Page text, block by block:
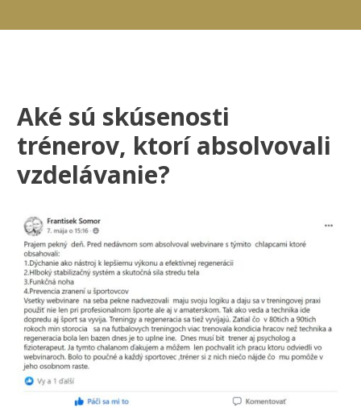
Aké sú skúsenosti
trénerov, ktorí absolvovali
vzdelávanie?